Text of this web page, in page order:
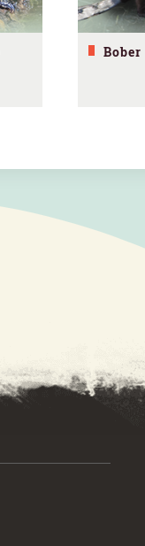
Bober